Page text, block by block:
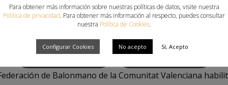
equipos están citados a las 12:00 horas para ejercitarse
vespertina de 17:00 a 18:30 horas.
Juvenil Masculino Juvenil Femenino
de Balonmano de la Comunitat Valenciana
Para obtener más información sobre nuestras políticas de datos, visite nuestra
Política de privacidad. Para obtener más información al respecto, puedes consultar
nuestra Política de Cookies.
Configurar Cookies No acepto Sí, Acepto